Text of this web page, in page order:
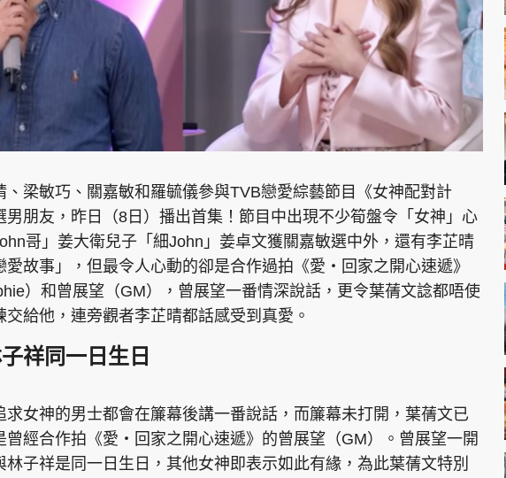
鬼靈精怪 威師兄
東Touch PCM 電腦廣場 星島頭條 星島日報 頭條日報
頭條搵工 EDUPLUS
隱私政策聲明 使用條款 版權及免責聲明 Copyright © 東周網 版權
、梁敏巧、關嘉敏和羅毓儀參與TVB戀愛綜藝節目《女神配對計
男朋友，昨日（8日）播出首集！節目中出現不少筍盤令「女神」心
哥」姜大衛兒子「細John」姜卓文獲關嘉敏選中外，還有李芷晴
愛故事」，但最令人心動的卻是合作過拍《愛‧回家之開心速遞》
）和曾展望（GM），曾展望一番情深說話，更令葉蒨文諗都唔使
交給他，連旁觀者李芷晴都話感受到真愛。
祥同一日生日
求女神的男士都會在簾幕後講一番說話，而簾幕未打開，葉蒨文已
曾經合作拍《愛‧回家之開心速遞》的曾展望（GM）。曾展望一開
林子祥是同一日生日，其他女神即表示如此有緣，為此葉蒨文特別